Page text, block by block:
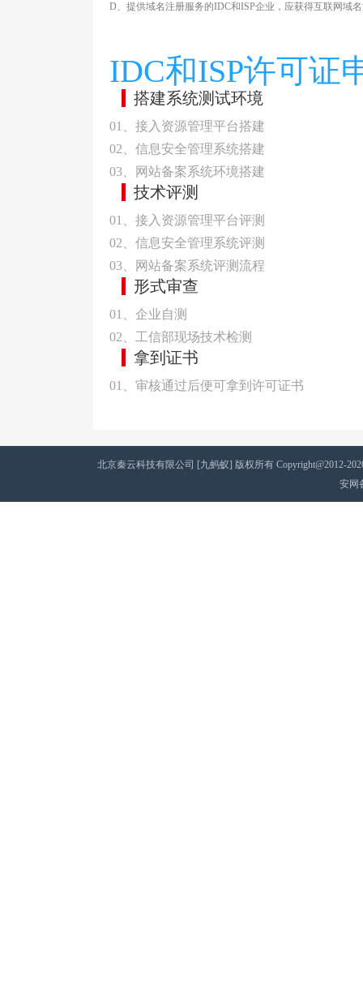
D、提供域名注册服务的IDC和ISP企业，应获得互联网域
IDC和ISP许可证
搭建系统测试环境
01、接入资源管理平台搭建
02、信息安全管理系统搭建
03、网站备案系统环境搭建
技术评测
01、接入资源管理平台评测
02、信息安全管理系统评测
03、网站备案系统评测流程
形式审查
01、企业自测
02、工信部现场技术检测
拿到证书
01、审核通过后便可拿到许可证书
北京秦云科技有限公司 [九蚂蚁] 版权所有 Copyright@2012-
安网